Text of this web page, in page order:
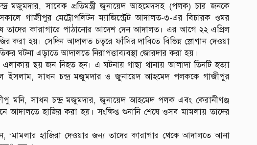
মজুমদার, সাবেক প্রতিমন্ত্রী জুনায়েদ আহমেদসহ (পলক) চার জনকে
গাজীপুর মেট্রোপলিটন ম্যাজিস্ট্রেট আদালত-৩-এর বিচারক ওমর
তাদের কারাগারে পাঠানোর আদেশ দেন আদালত। এর আগে ২২ এপ্রিল
হয়। সেদিন আদালত চত্বরে ফাঁসির দাবিতে বিভিন্ন স্লোগান দেওয়া
ঘটনা এড়াতে আদালতে নিরাপত্তাব্যবস্থা জোরদার করা হয়।
ছয় জন নিহত হন। এ ঘটনায় গাছা থানায় আলাদা তিনটি হত্যা
ইসলাম, সাধন চন্দ্র মজুমদার ও জুনায়েদ আহমেদ পলককে গাজীপুর
মনি, সাধন চন্দ্র মজুমদার, জুনায়েদ আহমেদ পলক এবং কেরানীগঞ্জ
আদালতে হাজির করা হয়। সংক্ষিপ্ত শুনানি শেষে ওসব মামলায় তাদের
‌‘মামলার ‌হাজিরা দেওয়ার জন্য তাদের কারাগার থেকে আদালতে আনা